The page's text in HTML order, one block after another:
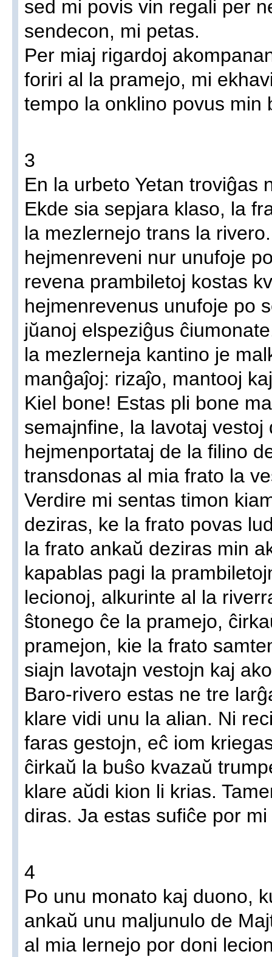
sed mi povis vin regali per
sendecon, mi petas.
Per miaj rigardoj
foriri al la pramejo, mi
tempo la onklino povus min
3
En la urbeto Yetan troviĝas
Ekde sia sepjara klaso, la
la mezlernejo trans la
hejmenreveni nur unufoje
revena prambiletoj kostas
hejmenrevenus unufoje po
jŭanoj elspeziĝus
la mezlerneja kantino je
manĝaĵoj: rizaĵo, mantooj
Kiel bone! Estas pli bone
semajnfine, la lavotaj vestoj
hejmenportataj de la filino
transdonas al mia frato la
Verdire mi sentas timon
deziras, ke la frato povas
la frato ankaŭ deziras min
kapablas pagi la
lecionoj, alkurinte al la
ŝtonego ĉe la pramejo,
pramejon, kie la frato
siajn lavotajn vestojn kaj
Baro-rivero estas ne tre
klare vidi unu la alian. Ni
faras gestojn, eĉ iom
ĉirkaŭ la buŝo kvazaŭ
klare aŭdi kion li krias.
diras. Ja estas sufiĉe por
4
Po unu monato kaj duono,
ankaŭ unu maljunulo de
al mia lernejo por doni